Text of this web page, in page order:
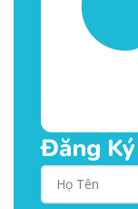
Đăng